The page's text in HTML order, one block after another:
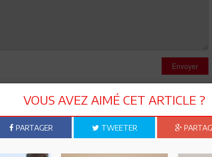
Envoyer
VOUS AVEZ AIMÉ CET ARTICLE ?
PARTAGER TWEETER